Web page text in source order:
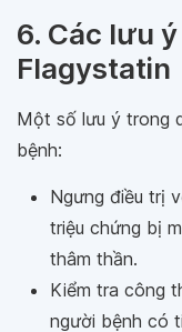
6. Các lưu
Flagystatin
Một số lưu ý trong
bệnh:
Ngưng điều trị
triệu chứng bị
thâm thần.
Kiểm tra công
người bệnh có